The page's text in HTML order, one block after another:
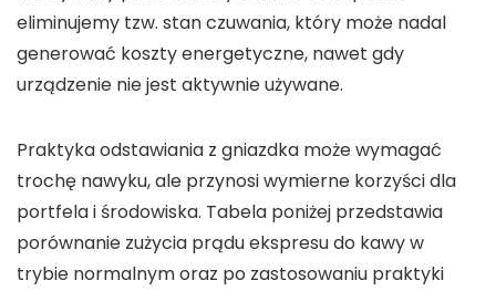
eliminujemy tzw. stan czuwania, który może nadal
generować koszty energetyczne, nawet gdy
urządzenie nie jest aktywnie używane.
Praktykaodstawiania z gniazdka może wymagać
trochę nawyku, ale przynosi wymierne korzyści dla
portfela i środowiska. Tabela poniżej przedstawia
porównanie zużycia prądu ekspresu do kawy w
trybie normalnym oraz po zastosowaniu praktyki